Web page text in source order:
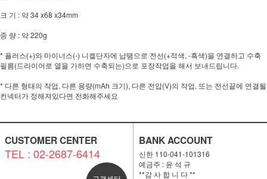
크 기 : 약 34 x68 x34mm
중 량 : 약 220g
* 플러스(+)와 마이너스(-) 니켈단자에 납땜으로 전선(+적색, -흑색)을 연결하고 수축
필름(드라이어로 열을 가하면 수축되는)으로 포장작업을 해서 보내드립니다.
* 다른 형태의 작업, 다른 용량(mAh 크기), 다른 전압(V)의 작업, 또는 전선끝에 연결될
컨넥터가 정해져있다면 전화해주세요
CUSTOMER CENTER
TEL : 02-2687-6414
BANK ACCOUNT
신한 110-041-101316
예금주 : 윤 석 규
**감 사 합 니 다 **